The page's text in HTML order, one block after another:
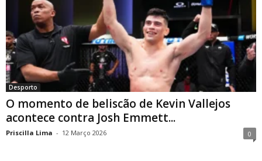
Desporto
O momento de beliscão de Kevin Vallejos
acontece contra Josh Emmett...
Priscilla Lima - 12 Março 2026 0